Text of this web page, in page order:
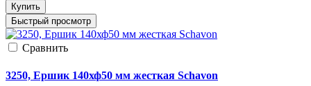
Купить
Быстрый просмотр
Cравнить
3250, Ершик 140хф50 мм жесткая Schavon